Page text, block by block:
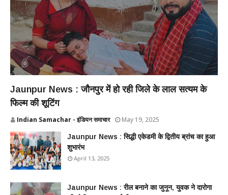
Jaunpur News : जौनपुर में हो रही जिले के लाल सत्यम के
फिल्म की शूटिंग
Indian Samachar - इंडियन समाचार May 19, 2025
Jaunpur News : सिद्धी एकेडमी के द्वितीय ब्रांच का हुआ
शुभारंभ
April 13, 2025
Jaunpur News : ​रील बनाने का जुनून, युवक ने दारोगा